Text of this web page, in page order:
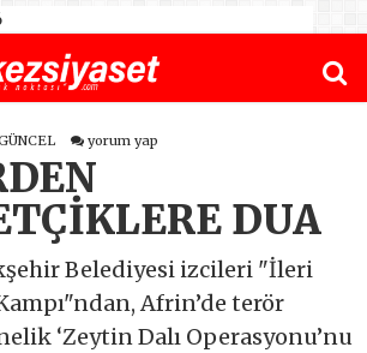
yorum yap
DUA
Belediyesi izcileri "İleri
Afrin’de terör
‘Zeytin Dalı Operasyonu’nu